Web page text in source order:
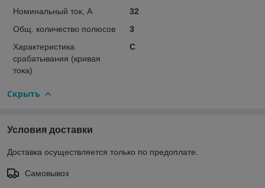
Номинальный ток, А
32
Общ. количество полюсов
3
Характеристика
срабатывания (кривая
тока)
C
Скрыть
Условия доставки
Доставка осуществляется только по предоплате.
Самовывоз